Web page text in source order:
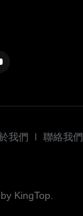
我們 聯絡我們
KingTop.